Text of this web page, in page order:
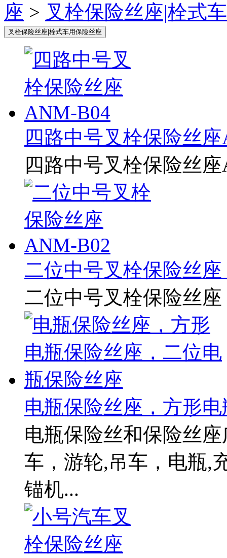
座 > 叉栓保险丝座|栓式
叉栓保险丝座|栓式车用保险丝座
四路中号叉栓保险丝
四路中号叉栓保险丝
二位中号叉栓保险丝
二位中号叉栓保险丝
电瓶保险丝座，方形
电瓶保险丝和保险丝
车，游轮,吊车，电瓶,
锚机...